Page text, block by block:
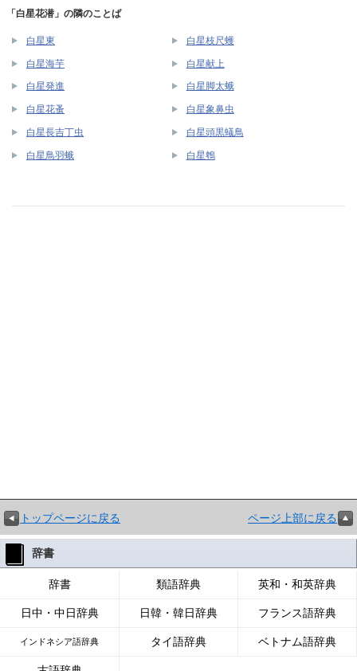
「白星花潜」の隣のことば
白星東 白星枝尺蠖
白星海芋 白星献上
白星発進 白星脚太蛾
白星花蚤 白星象鼻虫
白星長吉丁虫 白星頭黒蟻鳥
白星鳥羽蛾 白星鵯
トップページに戻る ページ上部に戻る
辞書
辞書 類語辞典 英和・和英辞典
日中・中日辞典 日韓・韓日辞典 フランス語辞典
インドネシア語辞典 タイ語辞典 ベトナム語辞典